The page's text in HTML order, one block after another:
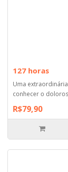
127 horas
Uma
conhecer o
R$79,90